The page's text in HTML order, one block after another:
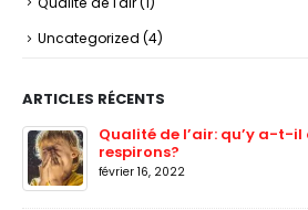
Uncategorized (4)
ARTICLES RÉCENTS
Qualité de l’air: qu’y a-t-il
respirons?
février 16, 2022